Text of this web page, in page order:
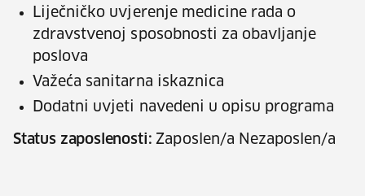
Liječničko uvjerenje medicine rada o
zdravstvenoj sposobnosti za obavljanje
poslova
Važeća sanitarna iskaznica
Dodatni uvjeti navedeni u opisu programa
Status zaposlenosti: Zaposlen/a Nezaposlen/a